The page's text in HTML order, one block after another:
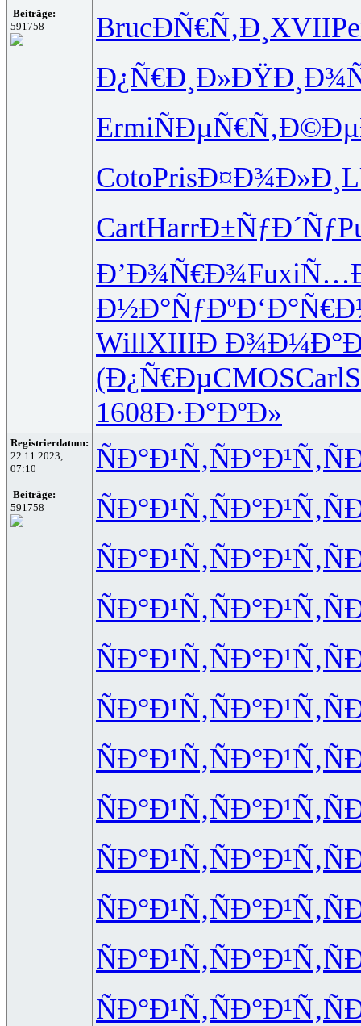
Beiträge:
591758
BrucÐÑ€Ñ‚Ð¸ XVII
Ð¿Ñ€Ð¸Ð»
ErmiÑÐµÑ€Ñ‚
CotoPrisÐ¤Ð¾Ð»Ð¸
CartHarrÐ±ÑƒÐ´Ñƒ
Ð’Ð¾Ñ€Ð¾Fuxi
Ð½Ð°ÑƒÐº
WillXIIIÐ Ð¾Ð¼Ð°
(Ð¿Ñ€ÐµCMOSCarl
1608Ð·Ð°ÐºÐ»
Registrierdatum:
22.11.2023,
07:10
Beiträge:
591758
ÑÐ°Ð¹Ñ‚ÑÐ°Ð¹Ñ‚
ÑÐ°Ð¹Ñ‚ÑÐ°Ð¹Ñ‚
ÑÐ°Ð¹Ñ‚ÑÐ°Ð¹Ñ‚
ÑÐ°Ð¹Ñ‚ÑÐ°Ð¹Ñ‚
ÑÐ°Ð¹Ñ‚ÑÐ°Ð¹Ñ‚
ÑÐ°Ð¹Ñ‚ÑÐ°Ð¹Ñ‚
ÑÐ°Ð¹Ñ‚ÑÐ°Ð¹Ñ‚
ÑÐ°Ð¹Ñ‚ÑÐ°Ð¹Ñ‚
ÑÐ°Ð¹Ñ‚ÑÐ°Ð¹Ñ‚
ÑÐ°Ð¹Ñ‚ÑÐ°Ð¹Ñ‚
ÑÐ°Ð¹Ñ‚ÑÐ°Ð¹Ñ‚
ÑÐ°Ð¹Ñ‚ÑÐ°Ð¹Ñ‚